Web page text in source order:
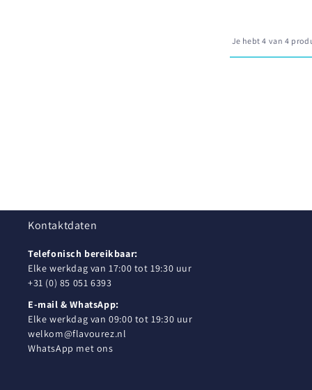
Je hebt 4 van 4
Kontaktdaten
Telefonisch bereikbaar:
Elke werkdag van 17:00 tot 19:30 uur
+31 (0) 85 051 6393
E-mail & WhatsApp:
Elke werkdag van 09:00 tot 19:30 uur
welkom@flavourez.nl
WhatsApp met ons